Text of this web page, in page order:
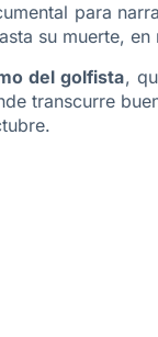
para
su muerte, en
del golfista,
transcurre